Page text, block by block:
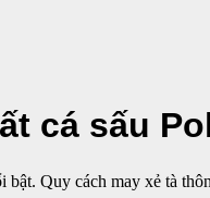
cá sấu
Quy cách may xẻ tà